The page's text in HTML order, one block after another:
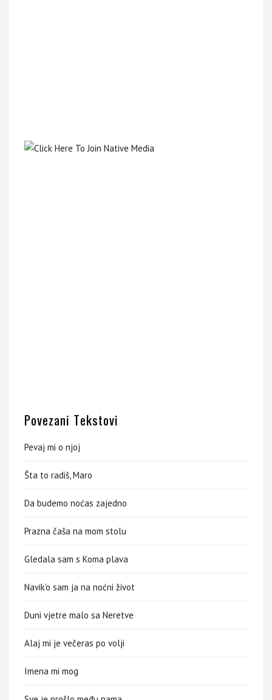
Povezani Tekstovi
Pevaj mi o njoj
Šta to radiš, Maro
Da budemo noćas zajedno
Prazna čaša na mom stolu
Gledala sam s Koma plava
Navik’o sam ja na noćni život
Duni vjetre malo sa Neretve
Alaj mi je večeras po volji
Imena mi mog